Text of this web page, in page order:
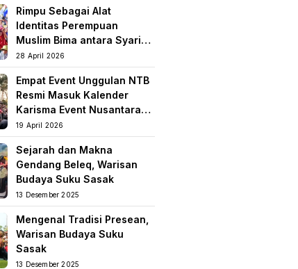
Rimpu Sebagai Alat
Identitas Perempuan
Muslim Bima antara Syariat,
Tradisi lokal, dan
Manifestasi Nilai-nilai
keislaman
28 April 2026
Empat Event Unggulan NTB
Resmi Masuk Kalender
Karisma Event Nusantara
(KEN) 2026
19 April 2026
Sejarah dan Makna
Gendang Beleq, Warisan
Budaya Suku Sasak
13 Desember 2025
Mengenal Tradisi Presean,
Warisan Budaya Suku
Sasak
13 Desember 2025